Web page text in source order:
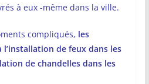
à eux -même dans la ville.
compliqués, les
de feux dans les
de chandelles dans les